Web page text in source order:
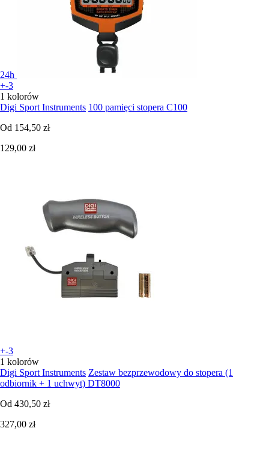
24h
+-3
1 kolorów
Digi Sport Instruments 100 pamięci stopera C100
Od 154,50 zł
129,00 zł
+-3
1 kolorów
Digi Sport Instruments Zestaw bezprzewodowy do stopera (1
odbiornik + 1 uchwyt) DT8000
Od 430,50 zł
327,00 zł